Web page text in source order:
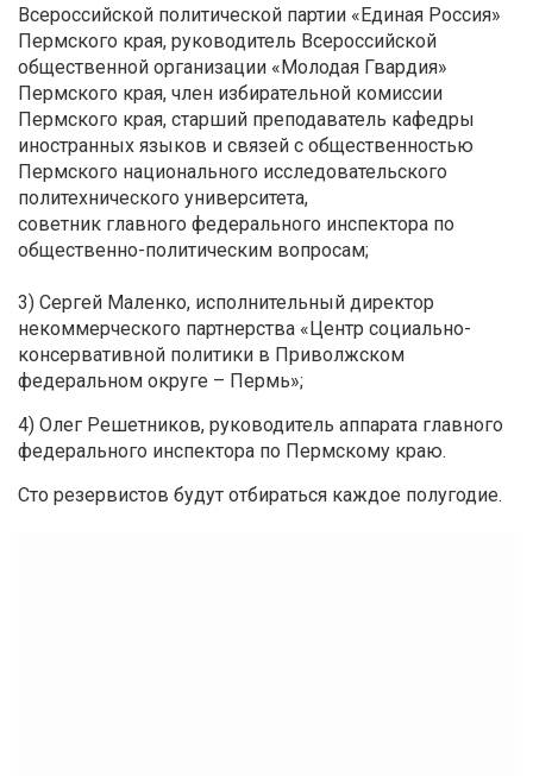
Всероссийской политической партии «Единая Россия»
Пермского края, руководитель Всероссийской
общественной организации «Молодая Гвардия»
Пермского края, член избирательной комиссии
Пермского края, старший преподаватель кафедры
иностранных языков и связей с общественностью
Пермского национального исследовательского
политехнического университета,
советник главного федерального инспектора по
общественно-политическим вопросам;
3) Сергей Маленко, исполнительный директор
некоммерческого партнерства «Центр социально-
консервативной политики в Приволжском
федеральном округе – Пермь»;
4) Олег Решетников, руководитель аппарата главного
федерального инспектора по Пермскому краю.
Сто резервистов будут отбираться каждое полугодие.